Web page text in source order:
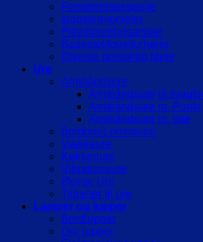
Forstørrelsesspejle
kropstermometer
Pilledoseringsæsker
Badestol/toiletforhøjer
Diverse personlig pleje
Ure
Armbåndsure
Armbåndsure til
Armbåndsure m. Punkt
Armbåndsure m. tale
Bordure/Lommeure
Vækkeure
Køkkenure
Vibrationsure
Øvrige Ure
Tilbehør til ure
Lamper og lupper
Bordlupper
Div. lupper